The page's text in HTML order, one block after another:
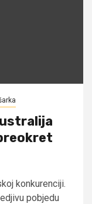
konkurenciji.
pobjedu